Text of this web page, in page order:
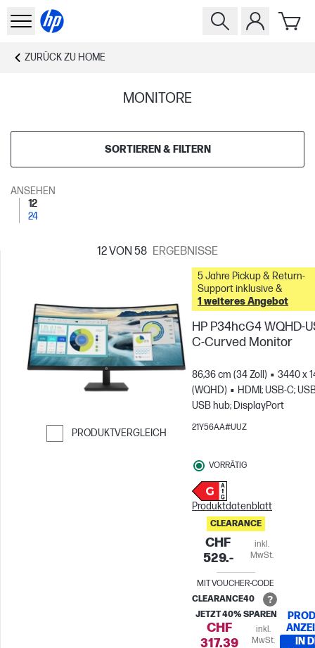
ZURÜCK ZU HOME
MONITORE
SORTIEREN & FILTERN
ANSEHEN
12
24
12VON 58 ERGEBNISSE
PRODUKTVERGLEICH
5 Jahre Pickup & Return-
Support inklusive &
1 weiteres Angebot
HP P34hcG4 WQHD-
C-Curved Monitor
86,36 cm (34 Zoll)
3440 x
(WQHD)
HDMI; USB-C;
USB hub; DisplayPort
21Y56AA#UUZ
VORRÄTIG
Produktdatenblatt
CLEARANCE
CHF
529.-
inkl.
MwSt.
MIT VOUCHER-CODE
CLEARANCE40
JETZT 40% SPAREN
CHF
317.39
inkl.
MwSt.
IN